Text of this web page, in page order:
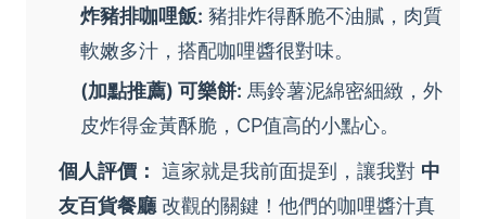
炸豬排咖哩飯: 豬排炸得酥脆不油膩，肉質
軟嫩多汁，搭配咖哩醬很對味。
(加點推薦) 可樂餅: 馬鈴薯泥綿密細緻，外
皮炸得金黃酥脆，CP值高的小點心。
個人評價： 這家就是我前面提到，讓我對 中
友百貨餐廳改觀的關鍵！他們的咖哩醬汁真